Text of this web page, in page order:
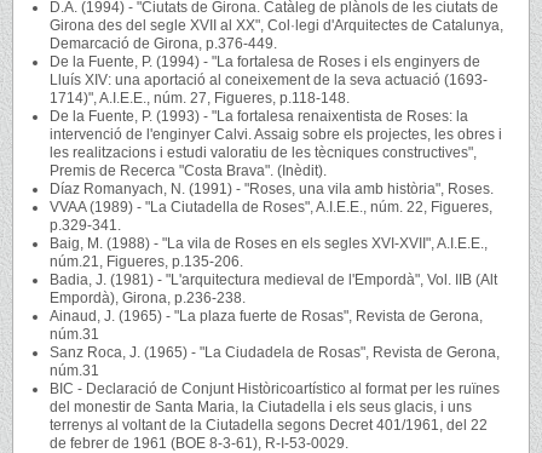
D.A. (1994) - "Ciutats de Girona. Catàleg de plànols de les ciutats de
Girona des del segle XVII al XX", Col·legi d'Arquitectes de Catalunya,
Demarcació de Girona, p.376-449.
De la Fuente, P. (1994) - "La fortalesa de Roses i els enginyers de
Lluís XIV: una aportació al coneixement de la seva actuació (1693-
1714)", A.I.E.E., núm. 27, Figueres, p.118-148.
De la Fuente, P. (1993) - "La fortalesa renaixentista de Roses: la
intervenció de l'enginyer Calvi. Assaig sobre els projectes, les obres i
les realitzacions i estudi valoratiu de les tècniques constructives",
Premis de Recerca "Costa Brava". (Inèdit).
Díaz Romanyach, N. (1991) - "Roses, una vila amb història", Roses.
VVAA (1989) - "La Ciutadella de Roses", A.I.E.E., núm. 22, Figueres,
p.329-341.
Baig, M. (1988) - "La vila de Roses en els segles XVI-XVII", A.I.E.E.,
núm.21, Figueres, p.135-206.
Badia, J. (1981) - "L'arquitectura medieval de l'Empordà", Vol. IIB (Alt
Empordà), Girona, p.236-238.
Ainaud, J. (1965) - "La plaza fuerte de Rosas", Revista de Gerona,
núm.31
Sanz Roca, J. (1965) - "La Ciudadela de Rosas", Revista de Gerona,
núm.31
BIC - Declaració de Conjunt Històricoartístico al format per les ruïnes
del monestir de Santa Maria, la Ciutadella i els seus glacis, i uns
terrenys al voltant de la Ciutadella segons Decret 401/1961, del 22
de febrer de 1961 (BOE 8-3-61), R-I-53-0029.